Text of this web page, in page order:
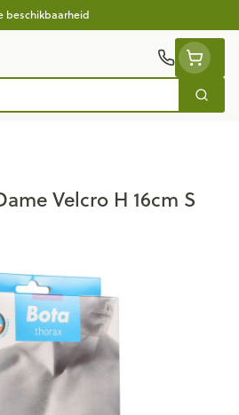
beschikbaarheid
Zoek
Velcro H 16cm S